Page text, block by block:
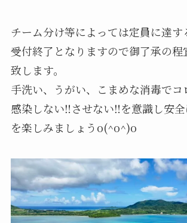
チーム分け等によっては定員に達す
受付終了となりますので御了承の程
致します。
手洗い、うがい、こまめな消毒でコ
感染しない‼️させない‼️を意識し安
を楽しみましょうo(^o^)o